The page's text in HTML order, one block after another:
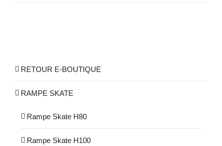
options
choisies
la
RETOUR E-BOUTIQUE
RAMPE SKATE
Rampe Skate H80
Rampe Skate H100